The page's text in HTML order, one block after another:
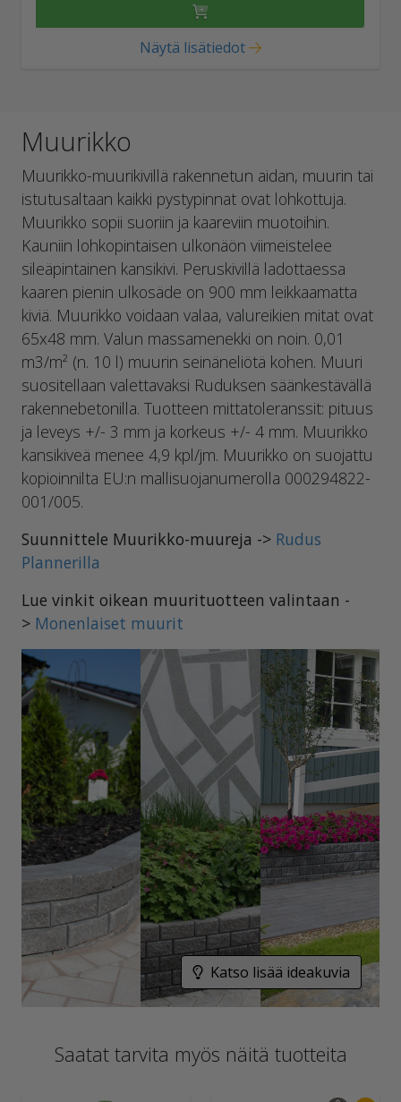
Näytä lisätiedot
Muurikko
Muurikko-muurikivillä rakennetun aidan, muurin tai
istutusaltaan kaikki pystypinnat ovat lohkottuja.
Muurikko sopii suoriin ja kaareviin muotoihin.
Kauniin lohkopintaisen ulkonäön viimeistelee
sileäpintainen kansikivi. Peruskivillä ladottaessa
kaaren pienin ulkosäde on 900 mm leikkaamatta
kiviä. Muurikko voidaan valaa, valureikien mitat ovat
65x48 mm. Valun massamenekki on noin. 0,01
m3/m² (n. 10 l) muurin seinäneliötä kohen. Muuri
suositellaan valettavaksi Ruduksen säänkestävällä
rakennebetonilla. Tuotteen mittatoleranssit: pituus
ja leveys +/- 3 mm ja korkeus +/- 4 mm. Muurikko
kansikiveä menee 4,9 kpl/jm. Muurikko on suojattu
kopioinnilta EU:n mallisuojanumerolla 000294822-
001/005.
Suunnittele Muurikko-muureja -> Rudus
Plannerilla
Lue vinkit oikean muurituotteen valintaan -
> Monenlaiset muurit
Katso lisää ideakuvia
Saatat tarvita myös näitä tuotteita